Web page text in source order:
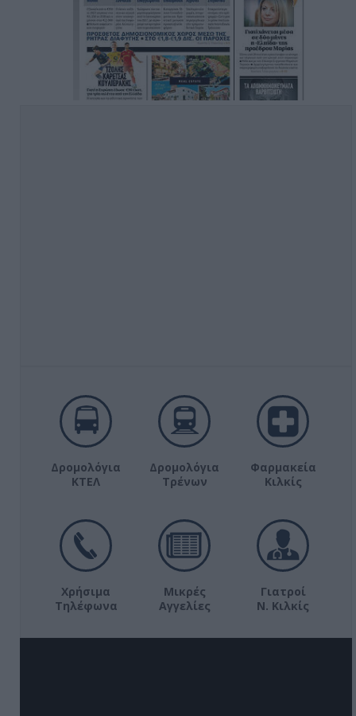
Δρομολόγια
ΚΤΕΛ
Δρομολόγια
Τρένων
Φαρμακεία
Κιλκίς
Χρήσιμα
Τηλέφωνα
Μικρές
Αγγελίες
Γιατροί
Ν. Κιλκίς